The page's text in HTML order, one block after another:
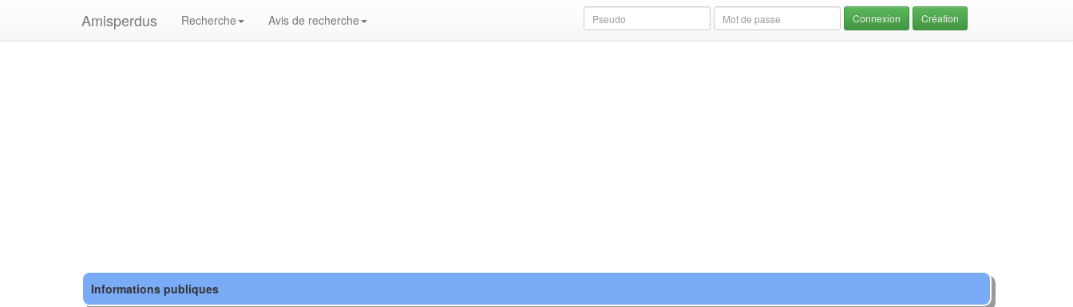
Amisperdus Recherche Avis de recherche Création
Informations publiques